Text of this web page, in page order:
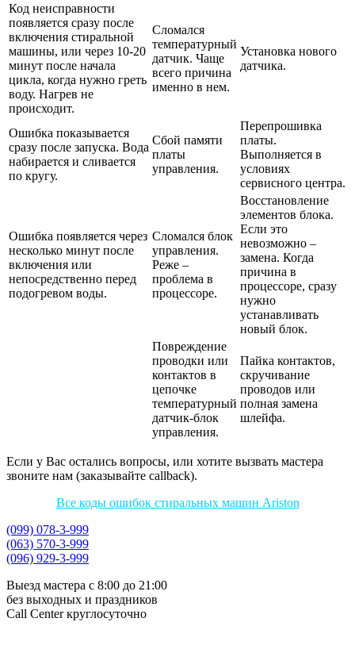
Код неисправности
появляется сразу после
включения стиральной
машины, или через 10-20
минут после начала
цикла, когда нужно греть
воду. Нагрев не
происходит.
Сломался
температурный
датчик. Чаще
всего причина
именно в нем.
Установка нового
датчика.
Ошибка показывается
сразу после запуска. Вода
набирается и сливается
по кругу.
Сбой памяти
платы
управления.
Перепрошивка
платы.
Выполняется в
условиях
сервисного центра.
Ошибка появляется через
несколько минут после
включения или
непосредственно перед
подогревом воды.
Сломался блок
управления.
Реже –
проблема в
процессоре.
Восстановление
элементов блока.
Если это
невозможно –
замена. Когда
причина в
процессоре, сразу
нужно
устанавливать
новый блок.
Повреждение
проводки или
контактов в
цепочке
температурный
датчик-блок
управления.
Пайка контактов,
скручивание
проводов или
полная замена
шлейфа.
Если у Вас остались вопросы, или хотите вызвать мастера
звоните нам (заказывайте callback).
Все коды ошибок стиральных машин Ariston
(099) 078-3-999
(063) 570-3-999
(096) 929-3-999
Выезд мастера с 8:00 до 21:00
без выходных и праздников
Сall Сenter круглосуточно